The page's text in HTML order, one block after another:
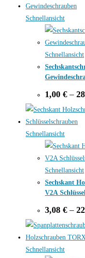
Schnellansicht
Schnellansicht
1,00 € –
Schnellansicht
Schnellansicht
Sechskant
V2A
3,08 € –
Schnellansicht